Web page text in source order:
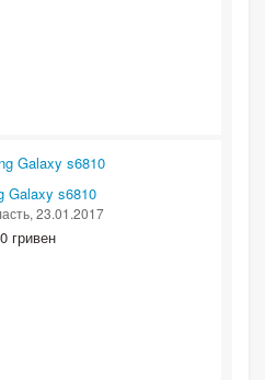
Galaxy s6810
, 23.01.2017
гривен